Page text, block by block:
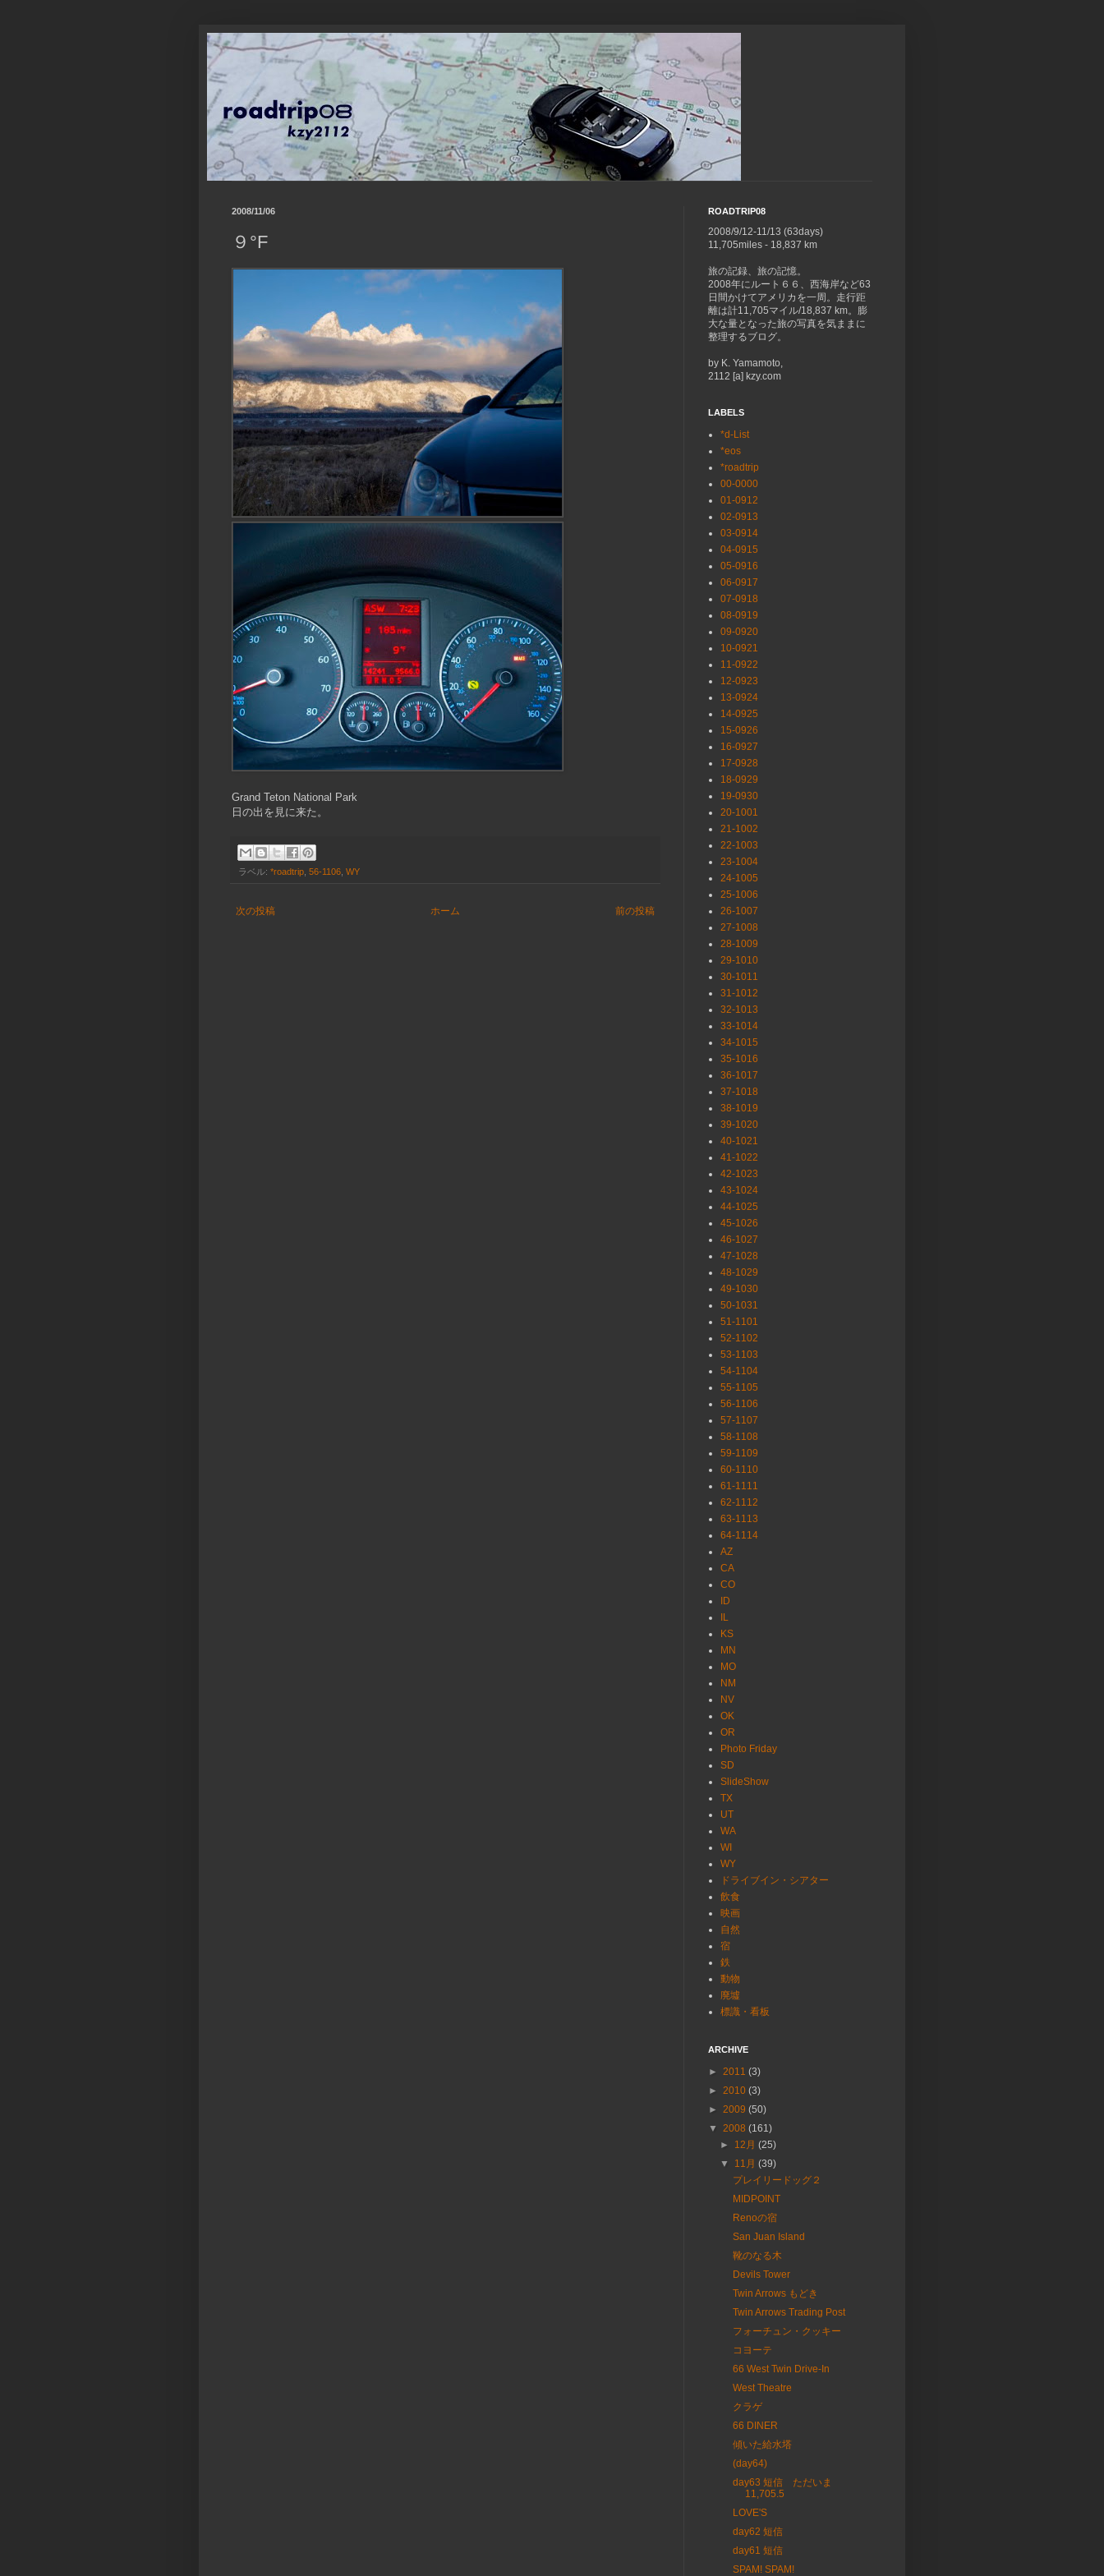
2008/11/06
９°F
Grand Teton National Park
日の出を見に来た。
ラベル: *roadtrip 56-1106 WY
次の投稿 前の投稿
ホーム
ROADTRIP08
2008/9/12-11/13 (63days)
11,705miles - 18,837 km
旅の記録、旅の記憶。
2008年にルート６６、西海岸など63
日間かけてアメリカを一周。走行距
離は計11,705マイル/18,837 km。膨
大な量となった旅の写真を気ままに
整理するブログ。
by K. Yamamoto,
2112 [a] kzy.com
LABELS
*d-List
*eos
*roadtrip
00-0000
01-0912
02-0913
03-0914
04-0915
05-0916
06-0917
07-0918
08-0919
09-0920
10-0921
11-0922
12-0923
13-0924
14-0925
15-0926
16-0927
17-0928
18-0929
19-0930
20-1001
21-1002
22-1003
23-1004
24-1005
25-1006
26-1007
27-1008
28-1009
29-1010
30-1011
31-1012
32-1013
33-1014
34-1015
35-1016
36-1017
37-1018
38-1019
39-1020
40-1021
41-1022
42-1023
43-1024
44-1025
45-1026
46-1027
47-1028
48-1029
49-1030
50-1031
51-1101
52-1102
53-1103
54-1104
55-1105
56-1106
57-1107
58-1108
59-1109
60-1110
61-1111
62-1112
63-1113
64-1114
AZ
CA
CO
ID
IL
KS
MN
MO
NM
NV
OK
OR
Photo Friday
SD
SlideShow
TX
UT
WA
WI
WY
ドライブイン・シアター
飲食
映画
自然
宿
鉄
動物
廃墟
標識・看板
ARCHIVE
► 2011 (3)
► 2010 (3)
► 2009 (50)
▼ 2008 (161)
► 12月(25)
▼ 11月(39)
プレイリードッグ２
MIDPOINT
Renoの宿
San Juan Island
靴のなる木
Devils Tower
Twin Arrows もどき
Twin Arrows Trading Post
フォーチュン・クッキー
コヨーテ
66 West Twin Drive-In
West Theatre
クラゲ
66 DINER
傾いた給水塔
(day64)
day63 短信 ただいま
11,705.5
LOVE'S
day62 短信
day61 短信
SPAM! SPAM!